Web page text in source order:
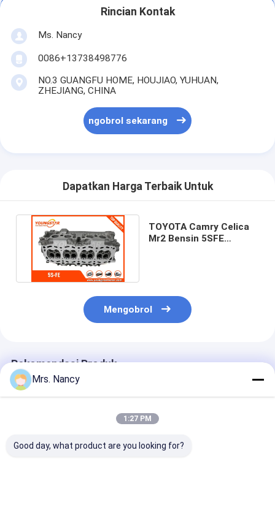
Batang penghubung mesin
Mesin Rocker Arm
Katup Mesin Mobil
Perbaikan Kepala Silinder
Crankshaft Pulley
Pompa Kemudi Mobil
Suku Cadang Mesin Mobil
Tappet katup mesin
Rincian Kontak
Ms. Nancy
0086+13738498776
NO.3 GUANGFU HOME, HOUJIAO, YUHUAN,
ZHEJIANG, CHINA
ngobrol sekarang
Dapatkan Harga Terbaik Untuk
TOYOTA Camry Celica
Mr2 Bensin 5SFE
Mengobrol
Rekomendasi Produk
Mrs. Nancy
1:27 PM
Good day, what product are you looking for?